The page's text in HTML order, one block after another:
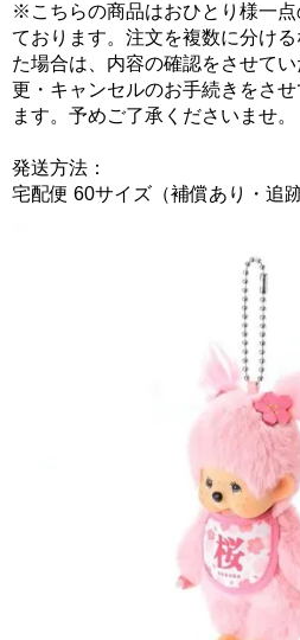
※こちらの商品はおひとり様一
ております。注文を複数に分け
た場合は、内容の確認をさせて
更・キャンセルのお手続きをさ
ます。予めご了承くださいませ。
発送方法：
宅配便 60サイズ（補償あり・追跡